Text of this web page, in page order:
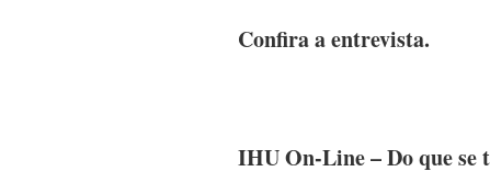
Confira a entrevista.
IHU On-Line – Do que